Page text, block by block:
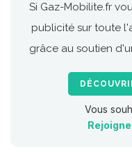
Si Gaz-Mobilite.fr
publicité sur toute
grâce au soutien
Vous